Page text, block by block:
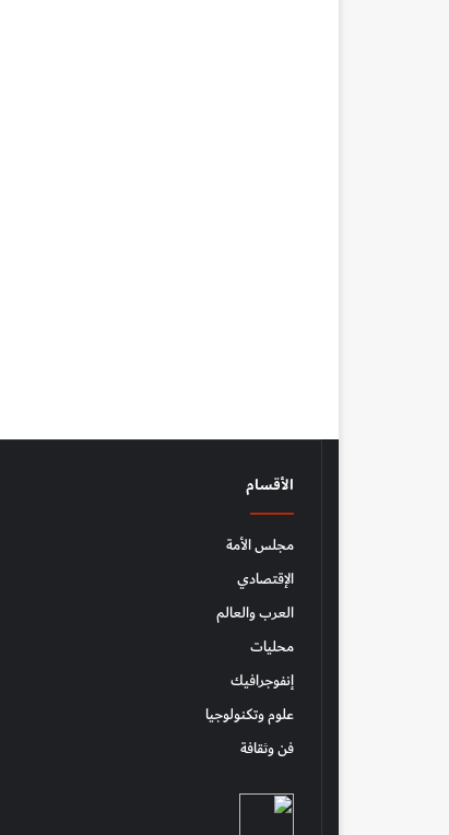
الأقسام
مجلس الأمة
الإقتصادي
العرب والعالم
محليات
إنفوجرافيك
علوم وتكنولوجيا
فن وثقافة